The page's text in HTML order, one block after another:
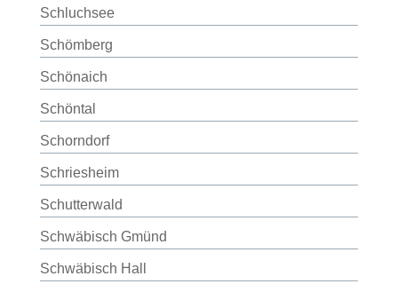
Schluchsee
Schömberg
Schönaich
Schöntal
Schorndorf
Schriesheim
Schutterwald
Schwäbisch Gmünd
Schwäbisch Hall